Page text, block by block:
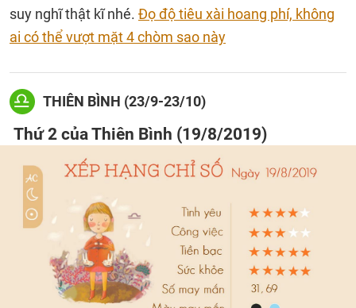
suy nghĩ thật kĩ nhé. Đọ độ tiêu xài hoang phí, không
ai có thể vượt mặt 4 chòm sao này
THIÊN BÌNH (23/9-23/10)
Thứ 2 của Thiên Bình (19/8/2019)